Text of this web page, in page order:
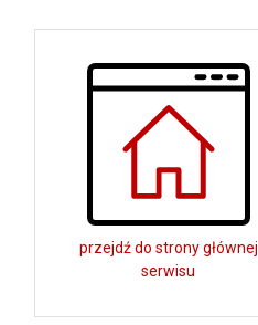
przejdź do strony głównej
serwisu